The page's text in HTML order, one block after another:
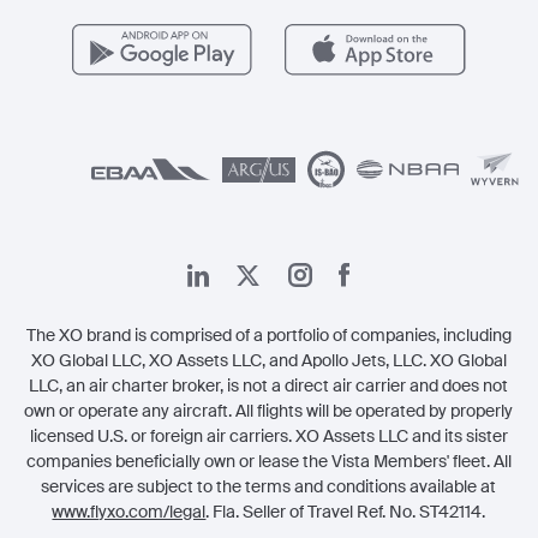
The XO brand is comprised of a portfolio of companies, including
XO Global LLC, XO Assets LLC, and Apollo Jets, LLC. XO Global
LLC, an air charter broker, is not a direct air carrier and does not
own or operate any aircraft. All flights will be operated by properly
licensed U.S. or foreign air carriers. XO Assets LLC and its sister
companies beneficially own or lease the Vista Members' fleet. All
services are subject to the terms and conditions available at
www.flyxo.com/legal. Fla. Seller of Travel Ref. No. ST42114.